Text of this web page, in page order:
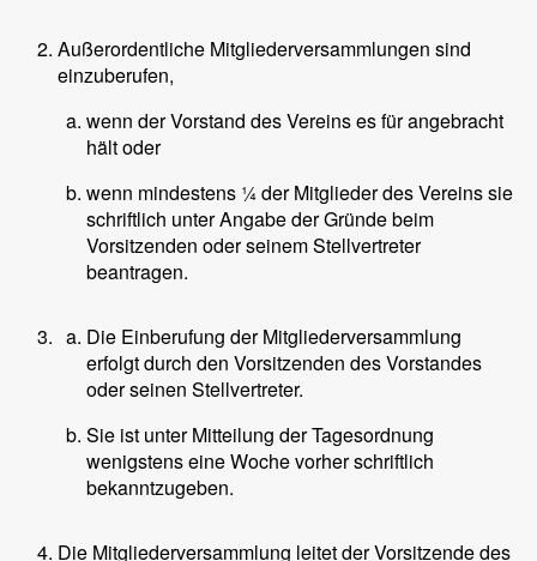
Außerordentliche Mitgliederversammlungen sind
einzuberufen,
wenn der Vorstand des Vereins es für angebracht
hält oder
wenn mindestens ¼ der Mitglieder des Vereins sie
schriftlich unter Angabe der Gründe beim
Vorsitzenden oder seinem Stellvertreter
beantragen.
Die Einberufung der Mitgliederversammlung
erfolgt durch den Vorsitzenden des Vorstandes
oder seinen Stellvertreter.
Sie ist unter Mitteilung der Tagesordnung
wenigstens eine Woche vorher schriftlich
bekanntzugeben.
Die Mitgliederversammlung leitet der Vorsitzende des